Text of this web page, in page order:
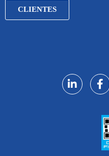
CLIENTES